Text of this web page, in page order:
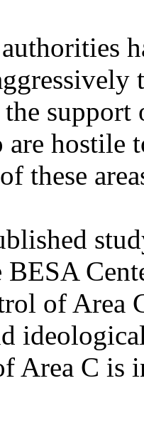
authorities
the
are hostile
these
BESA
of Area
Area C is